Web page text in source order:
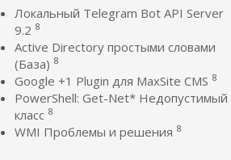
Локальный Telegram Bot API Server
9.2 8
Active Directory простыми словами
(База) 8
Google +1 Plugin для MaxSite CMS 8
PowerShell: Get-Net* Недопустимый
класс 8
WMI Проблемы и решения 8